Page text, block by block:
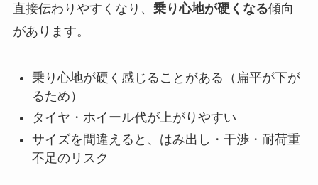
直接伝わりやすくなり、 乗り心地が硬くなる傾向
があります。
乗り心地が硬く感じることがある（扁平が下が
るため）
タイヤ・ホイール代が上がりやすい
サイズを間違えると、はみ出し・干渉・耐荷重
不足のリスク